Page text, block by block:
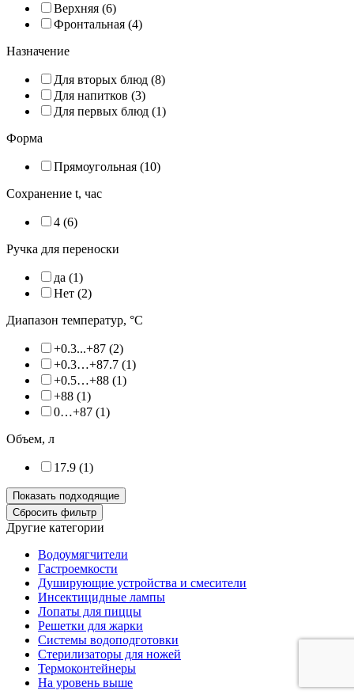
Верхняя (6)
Фронтальная (4)
Назначение
Для вторых блюд (8)
Для напитков (3)
Для первых блюд (1)
Форма
Прямоугольная (10)
Сохранение t, час
4 (6)
Ручка для переноски
да (1)
Нет (2)
Диапазон температур, °C
+0.3...+87 (2)
+0.3…+87.7 (1)
+0.5…+88 (1)
+88 (1)
0…+87 (1)
Объем, л
17.9 (1)
Другие категории
Водоумягчители
Гастроемкости
Душирующие устройства и смесители
Инсектицидные лампы
Лопаты для пиццы
Решетки для жарки
Системы водоподготовки
Стерилизаторы для ножей
Термоконтейнеры
На уровень выше